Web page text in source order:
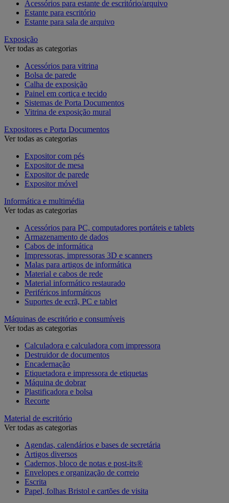
Acessórios para estante de escritório/arquivo
Estante para escritório
Estante para sala de arquivo
Exposição
Ver todas as categorias
Acessórios para vitrina
Bolsa de parede
Calha de exposição
Painel em cortiça e tecido
Sistemas de Porta Documentos
Vitrina de exposição mural
Expositores e Porta Documentos
Ver todas as categorias
Expositor com pés
Expositor de mesa
Expositor de parede
Expositor móvel
Informática e multimédia
Ver todas as categorias
Acessórios para PC, computadores portáteis e tablets
Armazenamento de dados
Cabos de informática
Impressoras, impressoras 3D e scanners
Malas para artigos de informática
Material e cabos de rede
Material informático restaurado
Periféricos informáticos
Suportes de ecrã, PC e tablet
Máquinas de escritório e consumíveis
Ver todas as categorias
Calculadora e calculadora com impressora
Destruidor de documentos
Encadernação
Etiquetadora e impressora de etiquetas
Máquina de dobrar
Plastificadora e bolsa
Recorte
Material de escritório
Ver todas as categorias
Agendas, calendários e bases de secretária
Artigos diversos
Cadernos, bloco de notas e post-its®
Envelopes e organização de correio
Escrita
Papel, folhas Bristol e cartões de visita